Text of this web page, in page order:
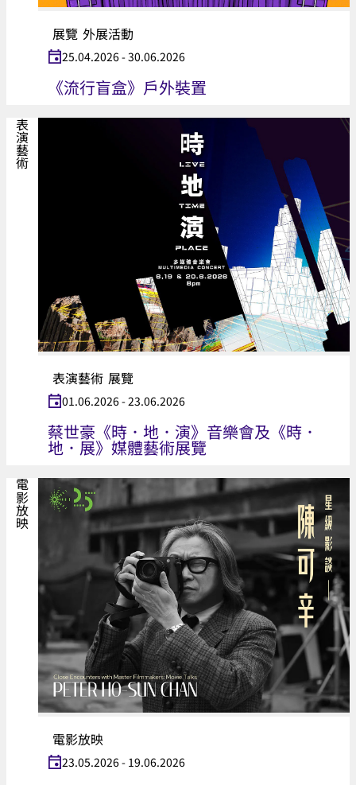
展覽 外展活動
25.04.2026 - 30.06.2026
《流行盲盒》戶外裝置
表演藝術
表演藝術 展覽
01.06.2026 - 23.06.2026
蔡世豪《時．地．演》音樂會及《時．
地．展》媒體藝術展覽
電影放映
電影放映
23.05.2026 - 19.06.2026